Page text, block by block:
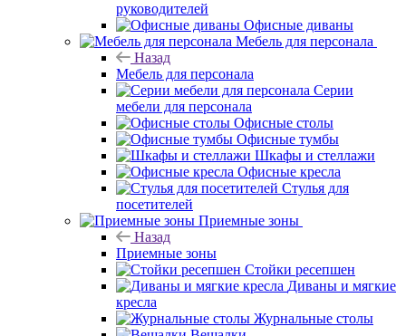
руководителей
Офисные диваны
Мебель для персонала
Назад
Мебель для персонала
Серии
мебели для персонала
Офисные столы
Офисные тумбы
Шкафы и стеллажи
Офисные кресла
Стулья для
посетителей
Приемные зоны
Назад
Приемные зоны
Стойки ресепшен
Диваны и мягкие
кресла
Журнальные столы